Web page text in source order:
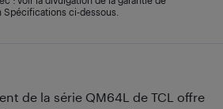
de la série QM64L de TCL offre
ci-dessous.